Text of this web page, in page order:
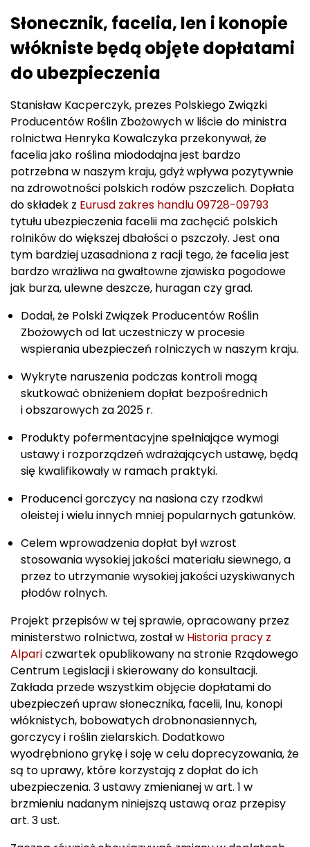
Słonecznik, facelia, len i konopie
włókniste będą objęte dopłatami
do ubezpieczenia
Stanisław Kacperczyk, prezes Polskiego Związki
Producentów Roślin Zbożowych w liście do ministra
rolnictwa Henryka Kowalczyka przekonywał, że
facelia jako roślina miododajna jest bardzo
potrzebna w naszym kraju, gdyż wpływa pozytywnie
na zdrowotności polskich rodów pszczelich. Dopłata
do składek z Eurusd zakres handlu 09728-09793
tytułu ubezpieczenia facelii ma zachęcić polskich
rolników do większej dbałości o pszczoły. Jest ona
tym bardziej uzasadniona z racji tego, że facelia jest
bardzo wrażliwa na gwałtowne zjawiska pogodowe
jak burza, ulewne deszcze, huragan czy grad.
Dodał, że Polski Związek Producentów Roślin
Zbożowych od lat uczestniczy w procesie
wspierania ubezpieczeń rolniczych w naszym kraju.
Wykryte naruszenia podczas kontroli mogą
skutkować obniżeniem dopłat bezpośrednich
i obszarowych za 2025 r.
Produkty pofermentacyjne spełniające wymogi
ustawy i rozporządzeń wdrażających ustawę, będą
się kwalifikowały w ramach praktyki.
Producenci gorczycy na nasiona czy rzodkwi
oleistej i wielu innych mniej popularnych gatunków.
Celem wprowadzenia dopłat był wzrost
stosowania wysokiej jakości materiału siewnego, a
przez to utrzymanie wysokiej jakości uzyskiwanych
płodów rolnych.
Projekt przepisów w tej sprawie, opracowany przez
ministerstwo rolnictwa, został w Historia pracy z
Alpariczwartek opublikowany na stronie Rządowego
Centrum Legislacji i skierowany do konsultacji.
Zakłada przede wszystkim objęcie dopłatami do
ubezpieczeń upraw słonecznika, facelii, lnu, konopi
włóknistych, bobowatych drobnonasiennych,
gorczycy i roślin zielarskich. Dodatkowo
wyodrębniono grykę i soję w celu doprecyzowania, że
są to uprawy, które korzystają z dopłat do ich
ubezpieczenia. 3 ustawy zmienianej w art. 1 w
brzmieniu nadanym niniejszą ustawą oraz przepisy
art. 3 ust.